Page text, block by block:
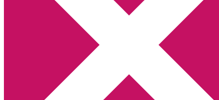
Webbshop Amazon
Utskriftscentralen
Min tv-blogg